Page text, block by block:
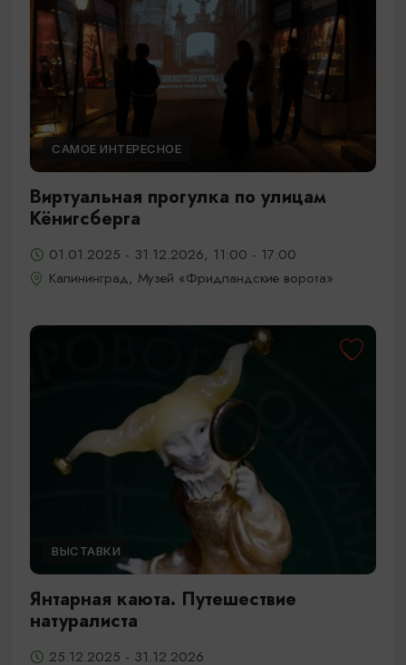
САМОЕ ИНТЕРЕСНОЕ
Виртуальная прогулка по улицам
Кёнигсберга
01.01.2025 - 31.12.2026, 11:00 - 17:00
Калининград, Музей «Фридландские ворота»
ВЫСТАВКИ
Янтарная каюта. Путешествие
натуралиста
25.12.2025 - 31.12.2026